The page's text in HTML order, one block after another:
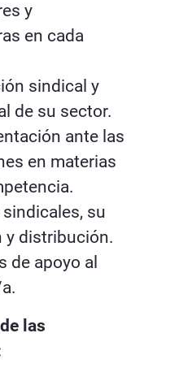
y
en cada
sindical y
de su sector.
ante las
en materias
su
y distribución.
de apoyo al
las